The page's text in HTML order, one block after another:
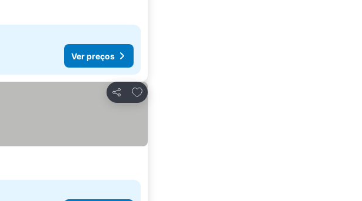
Ver preços
Partilhar
Adicionar aos favoritos